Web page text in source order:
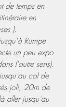
de temps en
en
).
Rumpe
un peu expo
l'autre sens).
col de
joli, 20m de
aller jusqu'au